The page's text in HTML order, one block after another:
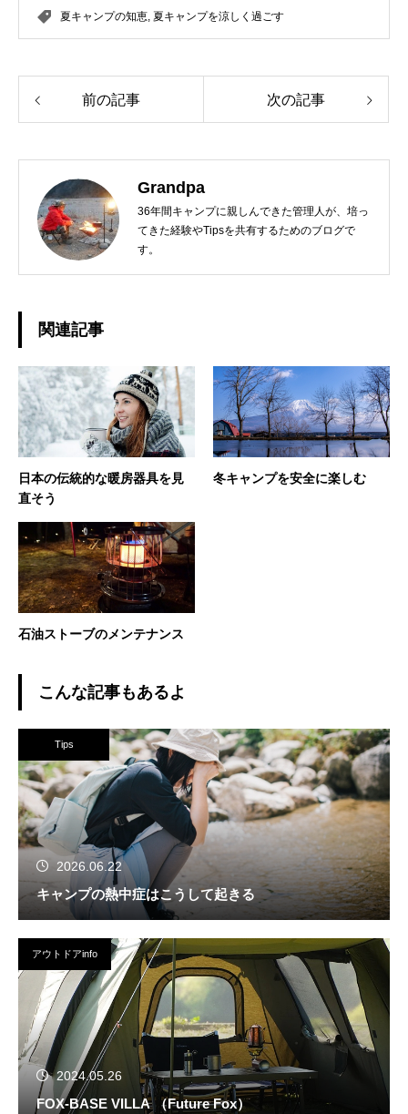
夏キャンプの知恵, 夏キャンプを涼しく過ごす
前の記事 次の記事
Grandpa
36年間キャンプに親しんできた管理人が、培っ
てきた経験やTipsを共有するためのブログで
す。
関連記事
日本の伝統的な暖房器具を見
直そう
冬キャンプを安全に楽しむ
石油ストーブのメンテナンス
こんな記事もあるよ
Tips
2026.06.22
キャンプの熱中症はこうして起きる
アウトドアinfo
2024.05.26
FOX-BASE VILLA （Future Fox）